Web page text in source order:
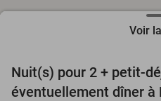
Voir
Nuit(s) pour 2 + petit-
éventuellement dîner à